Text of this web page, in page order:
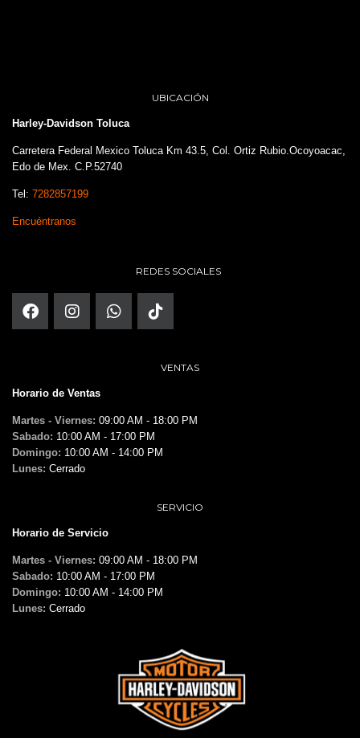
UBICACIÓN
Harley-Davidson Toluca
Carretera Federal Mexico Toluca Km 43.5, Col. Ortiz Rubio.Ocoyoacac,
Edo de Mex. C.P.52740
Tel: 7282857199
Encuéntranos
REDES SOCIALES
VENTAS
Horario de Ventas
Martes - Viernes: 09:00 AM - 18:00 PM
Sabado: 10:00 AM - 17:00 PM
Domingo: 10:00 AM - 14:00 PM
Lunes: Cerrado
SERVICIO
Horario de Servicio
Martes - Viernes: 09:00 AM - 18:00 PM
Sabado: 10:00 AM - 17:00 PM
Domingo: 10:00 AM - 14:00 PM
Lunes: Cerrado